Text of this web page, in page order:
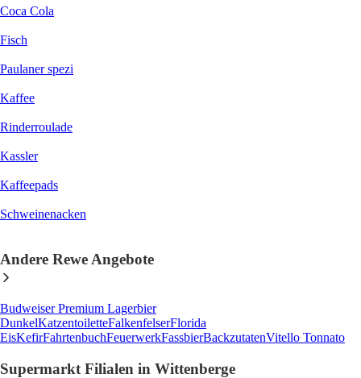
Coca Cola
Fisch
Paulaner spezi
Kaffee
Rinderroulade
Kassler
Kaffeepads
Schweinenacken
Andere Rewe Angebote
Budweiser Premium Lagerbier
DunkelKatzentoiletteFalkenfelserFlorida
EisKefirFahrtenbuchFeuerwerkFassbierBackzutatenVitello Tonnato
Supermarkt Filialen in Wittenberge